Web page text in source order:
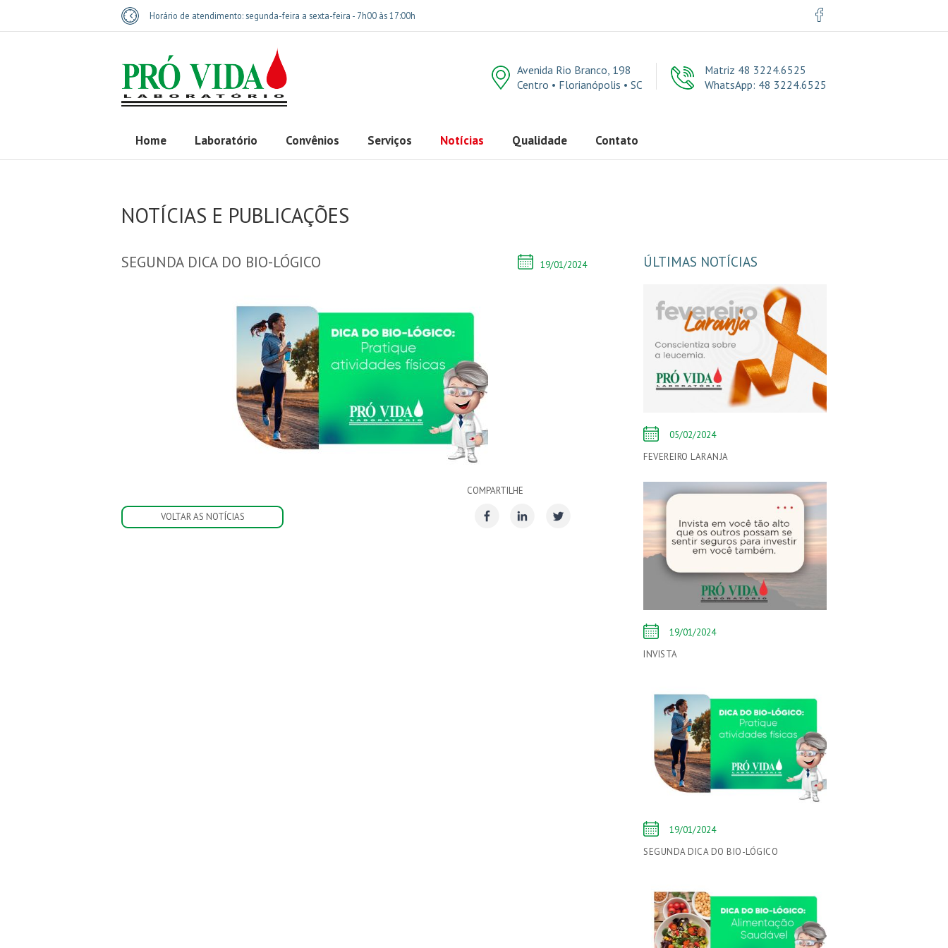
Horário de atendimento: segunda-feira a sexta-feira - 7h00 às 17:00h
Avenida Rio Branco, 198
Centro • Florianópolis • SC
Matriz 48 3224.6525
WhatsApp: 48 3224.6525
Home Laboratório Convênios Serviços Notícias Qualidade Contato
NOTÍCIAS E PUBLICAÇÕES
SEGUNDA DICA DO BIO-LÓGICO 19/01/2024
VOLTAR AS NOTÍCIAS
COMPARTILHE
ÚLTIMAS NOTÍCIAS
05/02/2024
FEVEREIRO LARANJA
19/01/2024
INVISTA
19/01/2024
SEGUNDA DICA DO BIO-LÓGICO